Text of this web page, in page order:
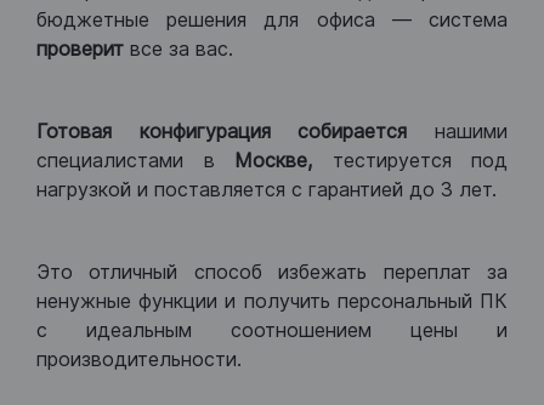
бюджетные решения для офиса — система
проверит все за вас.
Готовая конфигурация собираетсянашими
специалистами в Москве, тестируется под
нагрузкой и поставляется с гарантией до 3 лет.
Это отличный способ избежать переплат за
ненужные функции и получить персональный ПК
с идеальным соотношением цены и
производительности.